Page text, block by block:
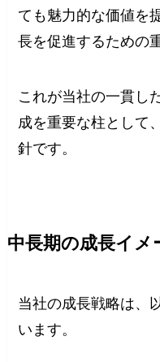
ても魅力的な価値を
長を促進するための
これが当社の一貫し
成を重要な柱として
針です。
中長期の成長イ
当社の成長戦略は、
います。